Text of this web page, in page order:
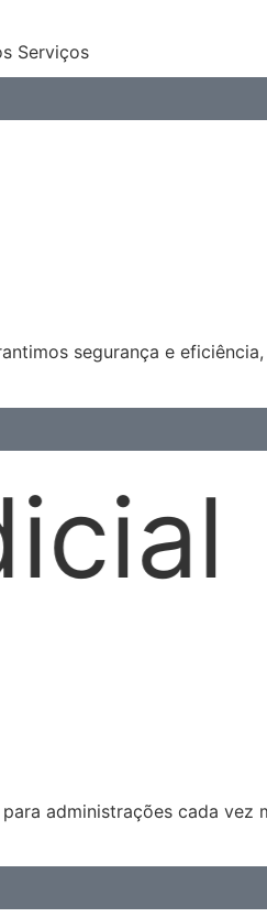
Serviços
segurança e
administrações cada vez